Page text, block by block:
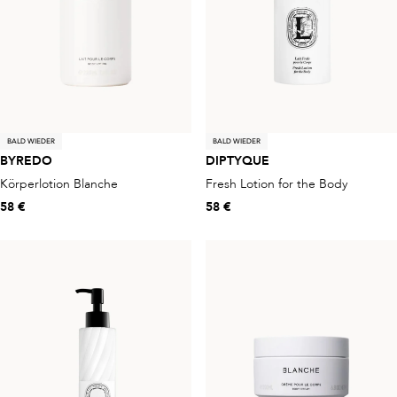
BALD WIEDER
BYREDO
Körperlotion Blanche
58 €
BALD WIEDER
DIPTYQUE
Fresh Lotion for the Body
58 €